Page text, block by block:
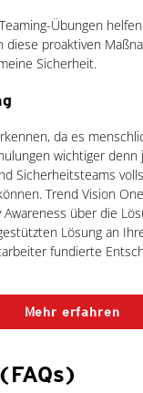
Übungen
proaktiven
Sicherheit.
da es
wichtiger
Sicherheitsteams
Trend Vision
über die
Lösung an
fundierte
Mehr erfahren